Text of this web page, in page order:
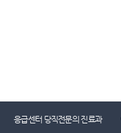
응급센터 당직전문의 진료과